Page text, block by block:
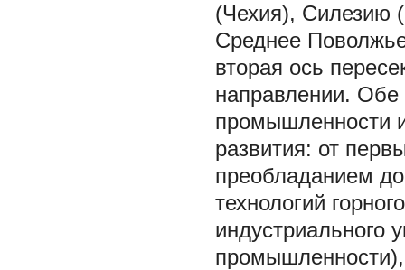
(Чехия), Силезию
Среднее
вторая ось
направлении. Обе
промышленности
развития: от
преобладанием
технологий
индустриального
промышленности),